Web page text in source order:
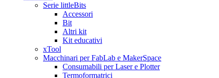
Serie littleBits
Accessori
Bit
Altri kit
Kit educativi
xTool
Macchinari per FabLab e MakerSpace
Consumabili per Laser e Plotter
Termoformatrici